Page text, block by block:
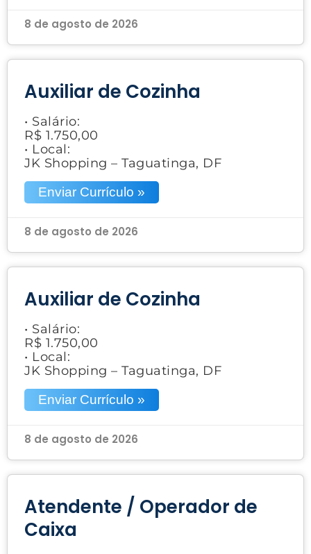
8 de agosto de 2026
Auxiliar de Cozinha
• Salário:
R$ 1.750,00
• Local:
JK Shopping – Taguatinga, DF
Enviar Currículo »
8 de agosto de 2026
Auxiliar de Cozinha
• Salário:
R$ 1.750,00
• Local:
JK Shopping – Taguatinga, DF
Enviar Currículo »
8 de agosto de 2026
Atendente / Operador de
Caixa